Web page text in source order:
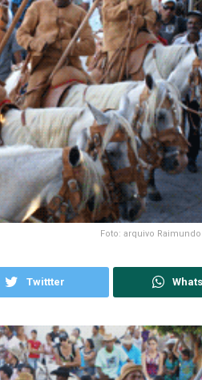
Foto: arquivo
Twittter